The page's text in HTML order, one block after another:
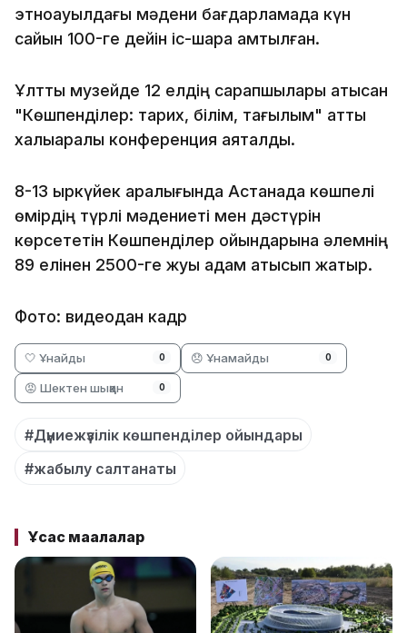
этноауылдағы мәдени бағдарламада күн
сайын 100-ге дейін іс-шара қамтылған.
Ұлттық музейде 12 елдің сарапшылары қатысқан
"Көшпенділер: тарих, білім, тағылым" атты
халықаралық конференция аяқталды.
8-13 қыркүйек аралығында Астанада көшпелі
өмірдің түрлі мәдениеті мен дәстүрін
көрсететін Көшпенділер ойындарына әлемнің
89 елінен 2500-ге жуық адам қатысып жатыр.
Фото: видеодан кадр
🤍 Ұнайды 0 😞 Ұнамайды 0
😡 Шектен шыққан 0
#Дүниежүзілік көшпенділер ойындары
#жабылу салтанаты
Ұқсас мақалалар